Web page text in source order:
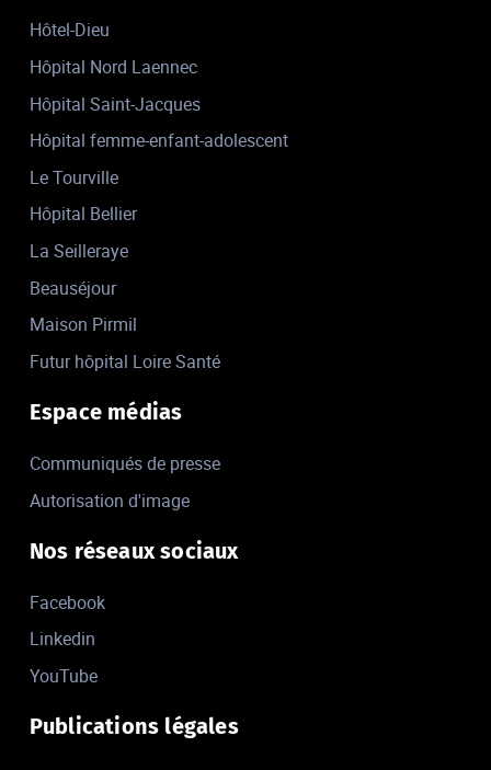
Hôtel-Dieu
Hôpital Nord Laennec
Hôpital Saint-Jacques
Hôpital femme-enfant-adolescent
Le Tourville
Hôpital Bellier
La Seilleraye
Beauséjour
Maison Pirmil
Futur hôpital Loire Santé
Espace médias
Communiqués de presse
Autorisation d'image
Nos réseaux sociaux
Facebook
Linkedin
YouTube
Publications légales